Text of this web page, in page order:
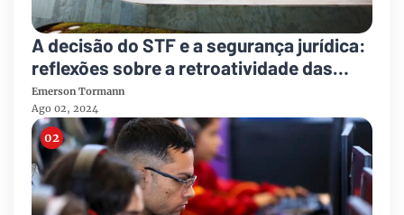
A decisão do STF e a segurança jurídica:
reflexões sobre a retroatividade das
regras eleitorais
Emerson Tormann
Ago 02, 2024